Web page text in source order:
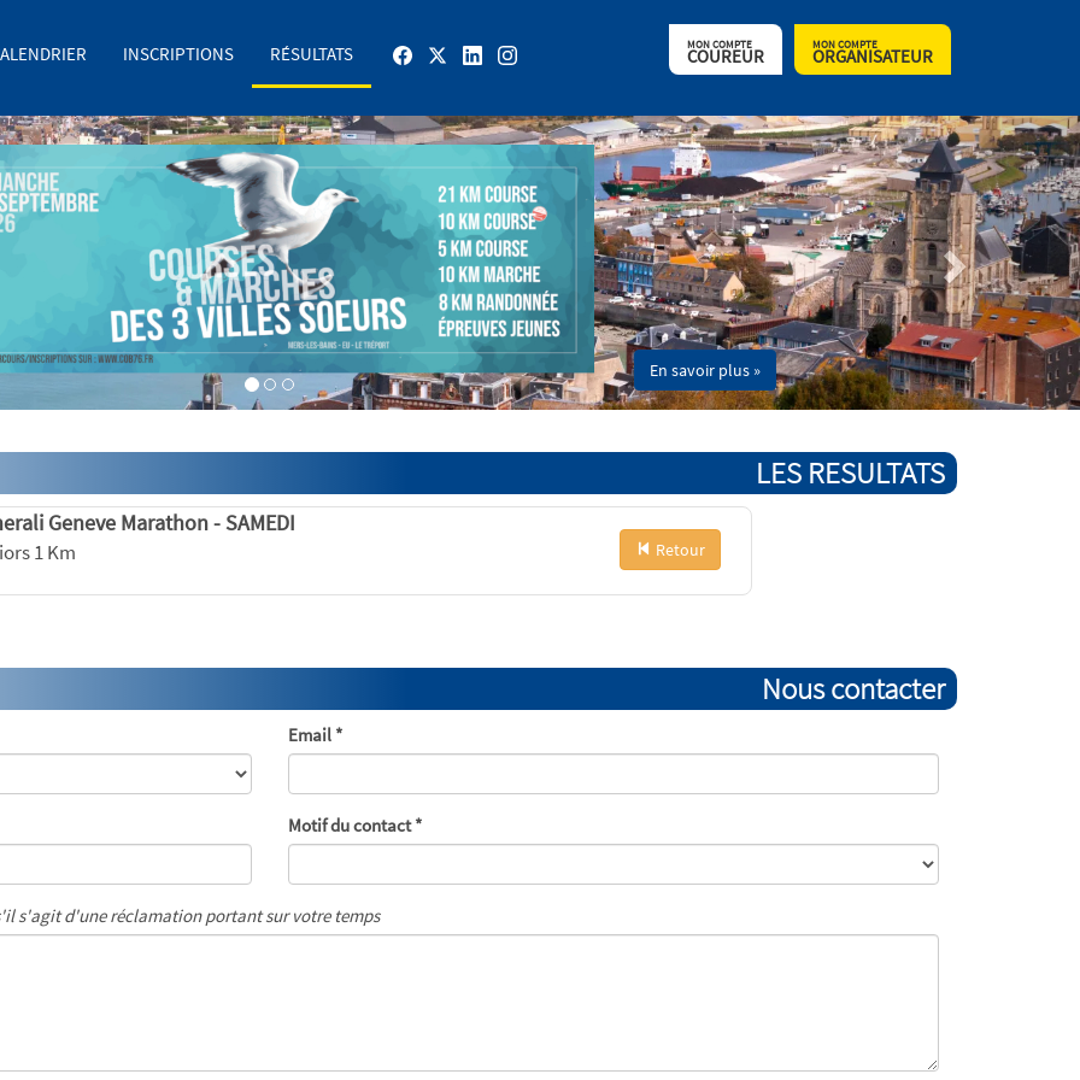
INSCRIPTIONS RÉSULTATS MON COMPTE
COUREUR
MON COMPTE
ORGANISATEUR
En savoir plus »
LES RESULTATS
Geneve Marathon - SAMEDI
1 Km Retour
Nous contacter
Email *
Motif du contact *
s'agit d'une réclamation portant sur votre temps